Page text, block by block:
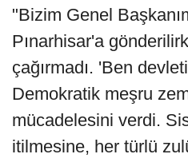
"Bizim Genel
Pınarhisar'a
çağırmadı. 'Ben
Demokratik meşru
mücadelesini verdi.
itilmesine, her türlü